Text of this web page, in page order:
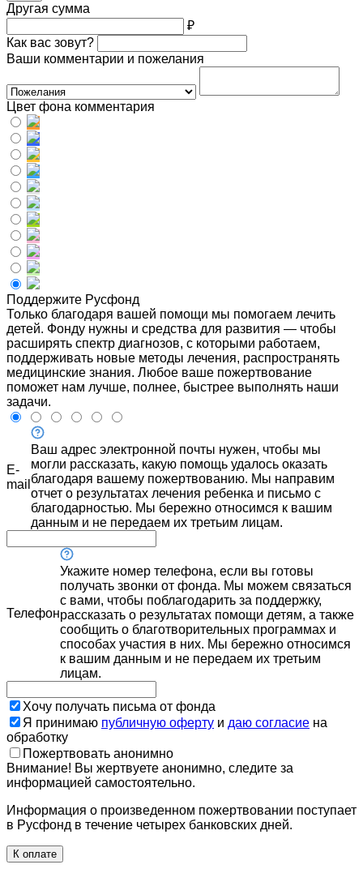
Другая сумма
₽
Как вас зовут?
Ваши комментарии и пожелания
Цвет фона комментария
Поддержите Русфонд
Только благодаря вашей помощи мы помогаем лечить
детей. Фонду нужны и средства для развития — чтобы
расширять спектр диагнозов, с которыми работаем,
поддерживать новые методы лечения, распространять
медицинские знания. Любое ваше пожертвование
поможет нам лучше, полнее, быстрее выполнять наши
задачи.
E-
mail
Ваш адрес электронной почты нужен, чтобы мы
могли рассказать, какую помощь удалось оказать
благодаря вашему пожертвованию. Мы направим
отчет о результатах лечения ребенка и письмо с
благодарностью. Мы бережно относимся к вашим
данным и не передаем их третьим лицам.
Телефон
Укажите номер телефона, если вы готовы
получать звонки от фонда. Мы можем связаться
с вами, чтобы поблагодарить за поддержку,
рассказать о результатах помощи детям, а также
сообщить о благотворительных программах и
способах участия в них. Мы бережно относимся
к вашим данным и не передаем их третьим
лицам.
Хочу получать письма от фонда
Я принимаю публичную оферту и даю согласие на
обработку
Пожертвовать анонимно
Внимание! Вы жертвуете анонимно, следите за
информацией самостоятельно.
Информация о произведенном пожертвовании поступает
в Русфонд в течение четырех банковских дней.
К оплате